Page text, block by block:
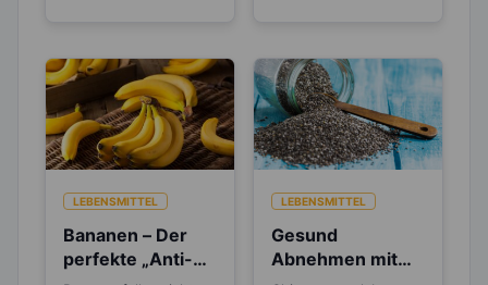
LEBENSMITTEL
Bananen – Der
perfekte „Anti-
LEBENSMITTEL
Gesund
Abnehmen mit